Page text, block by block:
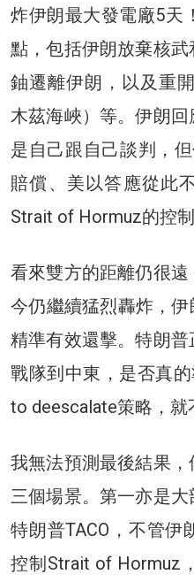
炸伊朗最大發電廠5天
點，包括伊朗放棄核
鈾遷離伊朗，以及重
木茲海峽）等。伊朗
是自己跟自己談判，
賠償、美以答應從此
Strait of Hormuz的控制
看來雙方的距離仍很
今仍繼續猛烈轟炸，伊
精準有效還擊。特朗
戰隊到中東，是否真
to deescalate策略，就
我無法預測最後結果
三個場景。第一亦是
特朗普TACO，不管伊
控制Strait of Hormuz